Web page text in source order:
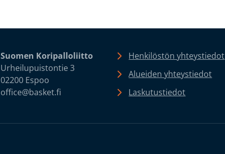
Suomen Koripalloliitto
Urheilupuistontie 3
02200 Espoo
office@basket.fi
Henkilöstön yhteystiedot
Alueiden yhteystiedot
Laskutustiedot